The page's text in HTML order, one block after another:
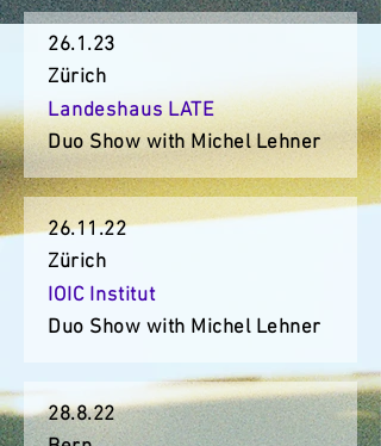
26.1.23
Zürich
Landeshaus LATE
Duo Show with Michel Lehner
26.11.22
Zürich
IOIC Institut
Duo Show with Michel Lehner
28.8.22